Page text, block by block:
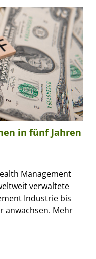
in fünf Jahren
Management
verwaltete
Industrie bis
anwachsen. Mehr